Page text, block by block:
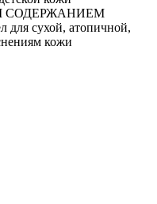
СОДЕРЖАНИЕМ
сухой, атопичной,
кожи